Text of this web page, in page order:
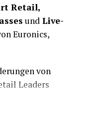
bei bekannten
Retail,
und Live-
Euronics,
von
Leaders